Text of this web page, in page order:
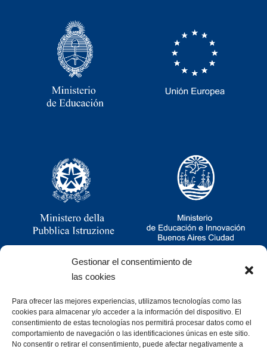
Gestionar el consentimiento de
las cookies
Para ofrecer las mejores experiencias, utilizamos tecnologías como las
cookies para almacenar y/o acceder a la información del dispositivo. El
consentimiento de estas tecnologías nos permitirá procesar datos como el
comportamiento de navegación o las identificaciones únicas en este sitio.
No consentir o retirar el consentimiento, puede afectar negativamente a
Ramsay 2251, CABA, Argentina
011 4781-0060
consultas@cristoforocolombo.org.ar